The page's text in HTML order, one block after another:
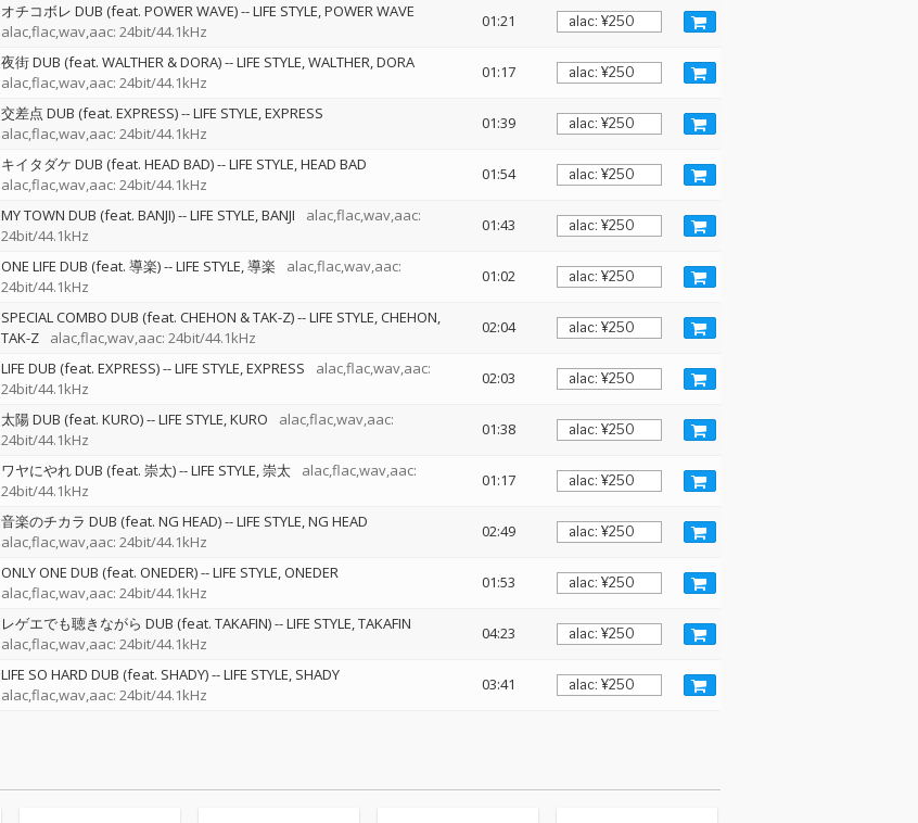
オチコボレ DUB (feat. POWER WAVE)--LIFE STYLE POWER WAVE
alac,flac,wav,aac: 24bit/44.1kHz
01:21
夜街 DUB (feat. WALTHER & DORA)--LIFE STYLE WALTHER DORA
alac,flac,wav,aac: 24bit/44.1kHz
01:17
交差点 DUB (feat. EXPRESS)--LIFE STYLE EXPRESS
alac,flac,wav,aac: 24bit/44.1kHz
01:39
キイタダケ DUB (feat. HEAD BAD)--LIFE STYLE HEAD BAD
alac,flac,wav,aac: 24bit/44.1kHz
01:54
MY TOWN DUB (feat. BANJI)--LIFE STYLE BANJI
alac,flac,wav,aac:
24bit/44.1kHz
01:43
ONE LIFE DUB (feat. 導楽)--LIFE STYLE 導楽
alac,flac,wav,aac:
24bit/44.1kHz
01:02
SPECIAL COMBO DUB (feat. CHEHON & TAK-Z)--LIFE STYLE CHEHON
TAK-Z
alac,flac,wav,aac: 24bit/44.1kHz
02:04
LIFE DUB (feat. EXPRESS)--LIFE STYLE EXPRESS
alac,flac,wav,aac:
24bit/44.1kHz
02:03
太陽 DUB (feat. KURO)--LIFE STYLE KURO
alac,flac,wav,aac:
24bit/44.1kHz
01:38
ワヤにやれ DUB (feat. 崇太)--LIFE STYLE 崇太
alac,flac,wav,aac:
24bit/44.1kHz
01:17
音楽のチカラ DUB (feat. NG HEAD)--LIFE STYLE NG HEAD
alac,flac,wav,aac: 24bit/44.1kHz
02:49
ONLY ONE DUB (feat. ONEDER)--LIFE STYLE ONEDER
alac,flac,wav,aac: 24bit/44.1kHz
01:53
レゲエでも聴きながら DUB (feat. TAKAFIN)--LIFE STYLE TAKAFIN
alac,flac,wav,aac: 24bit/44.1kHz
04:23
LIFE SO HARD DUB (feat. SHADY)--LIFE STYLE SHADY
alac,flac,wav,aac: 24bit/44.1kHz
03:41